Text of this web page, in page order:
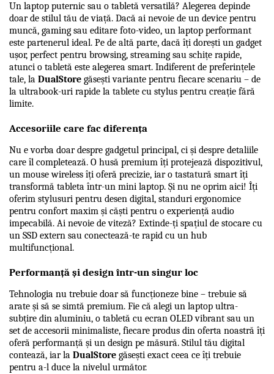
Un laptop puternic sau o tabletă versatilă? Alegerea depinde
doar de stilul tău de viață. Dacă ai nevoie de un device pentru
muncă, gaming sau editare foto-video, un laptop performant
este partenerul ideal. Pe de altă parte, dacă îți dorești un gadget
ușor, perfect pentru browsing, streaming sau schițe rapide,
atunci o tabletă este alegerea smart. Indiferent de preferințele
tale, la DualStore găsești variante pentru fiecare scenariu – de
la ultrabook-uri rapide la tablete cu stylus pentru creație fără
limite.
Accesoriile care fac diferența
Nu e vorba doar despre gadgetul principal, ci și despre detaliile
care îl completează. O husă premium îți protejează dispozitivul,
un mouse wireless îți oferă precizie, iar o tastatură smart îți
transformă tableta într-un mini laptop. Și nu ne oprim aici! Îți
oferim stylusuri pentru desen digital, standuri ergonomice
pentru confort maxim și căști pentru o experiență audio
impecabilă. Ai nevoie de viteză? Extinde-ți spațiul de stocare cu
un SSD extern sau conectează-te rapid cu un hub
multifuncțional.
Performanță și design într-un singur loc
Tehnologia nu trebuie doar să funcționeze bine – trebuie să
arate și să se simtă premium. Fie că alegi un laptop ultra-
subțire din aluminiu, o tabletă cu ecran OLED vibrant sau un
set de accesorii minimaliste, fiecare produs din oferta noastră îți
oferă performanță și un design pe măsură. Stilul tău digital
contează, iar la DualStore găsești exact ceea ce îți trebuie
pentru a-l duce la nivelul următor.